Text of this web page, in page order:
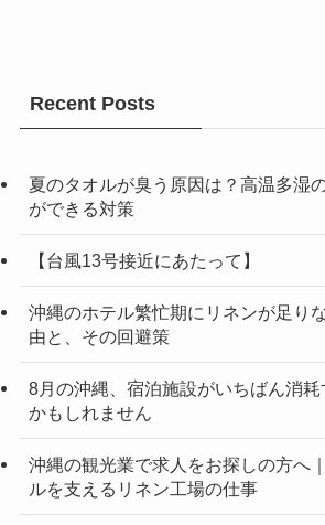
Recent Posts
夏のタオルが臭う原因は？高温多湿
ができる対策
【台風13号接近にあたって】
沖縄のホテル繁忙期にリネンが足り
由と、その回避策
8月の沖縄、宿泊施設がいちばん消
かもしれません
沖縄の観光業で求人をお探しの方へ
ルを支えるリネン工場の仕事